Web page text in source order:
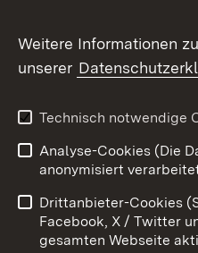
Social Wall
X / Twitter
Youtube
Benutzungshinweise
Datenschutz
Weitere Informationen
unserer
Technisch notwendige
Analyse-Cookies (Die
anonymisiert
Drittanbieter-Cookies
Facebook, X / Twitter
gesamten Webseite